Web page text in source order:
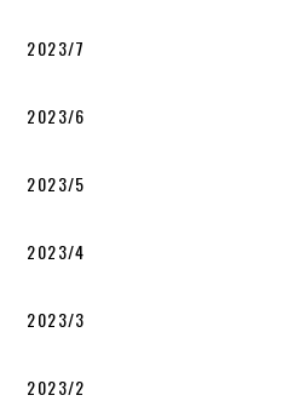
2023/7
2023/6
2023/5
2023/4
2023/3
2023/2